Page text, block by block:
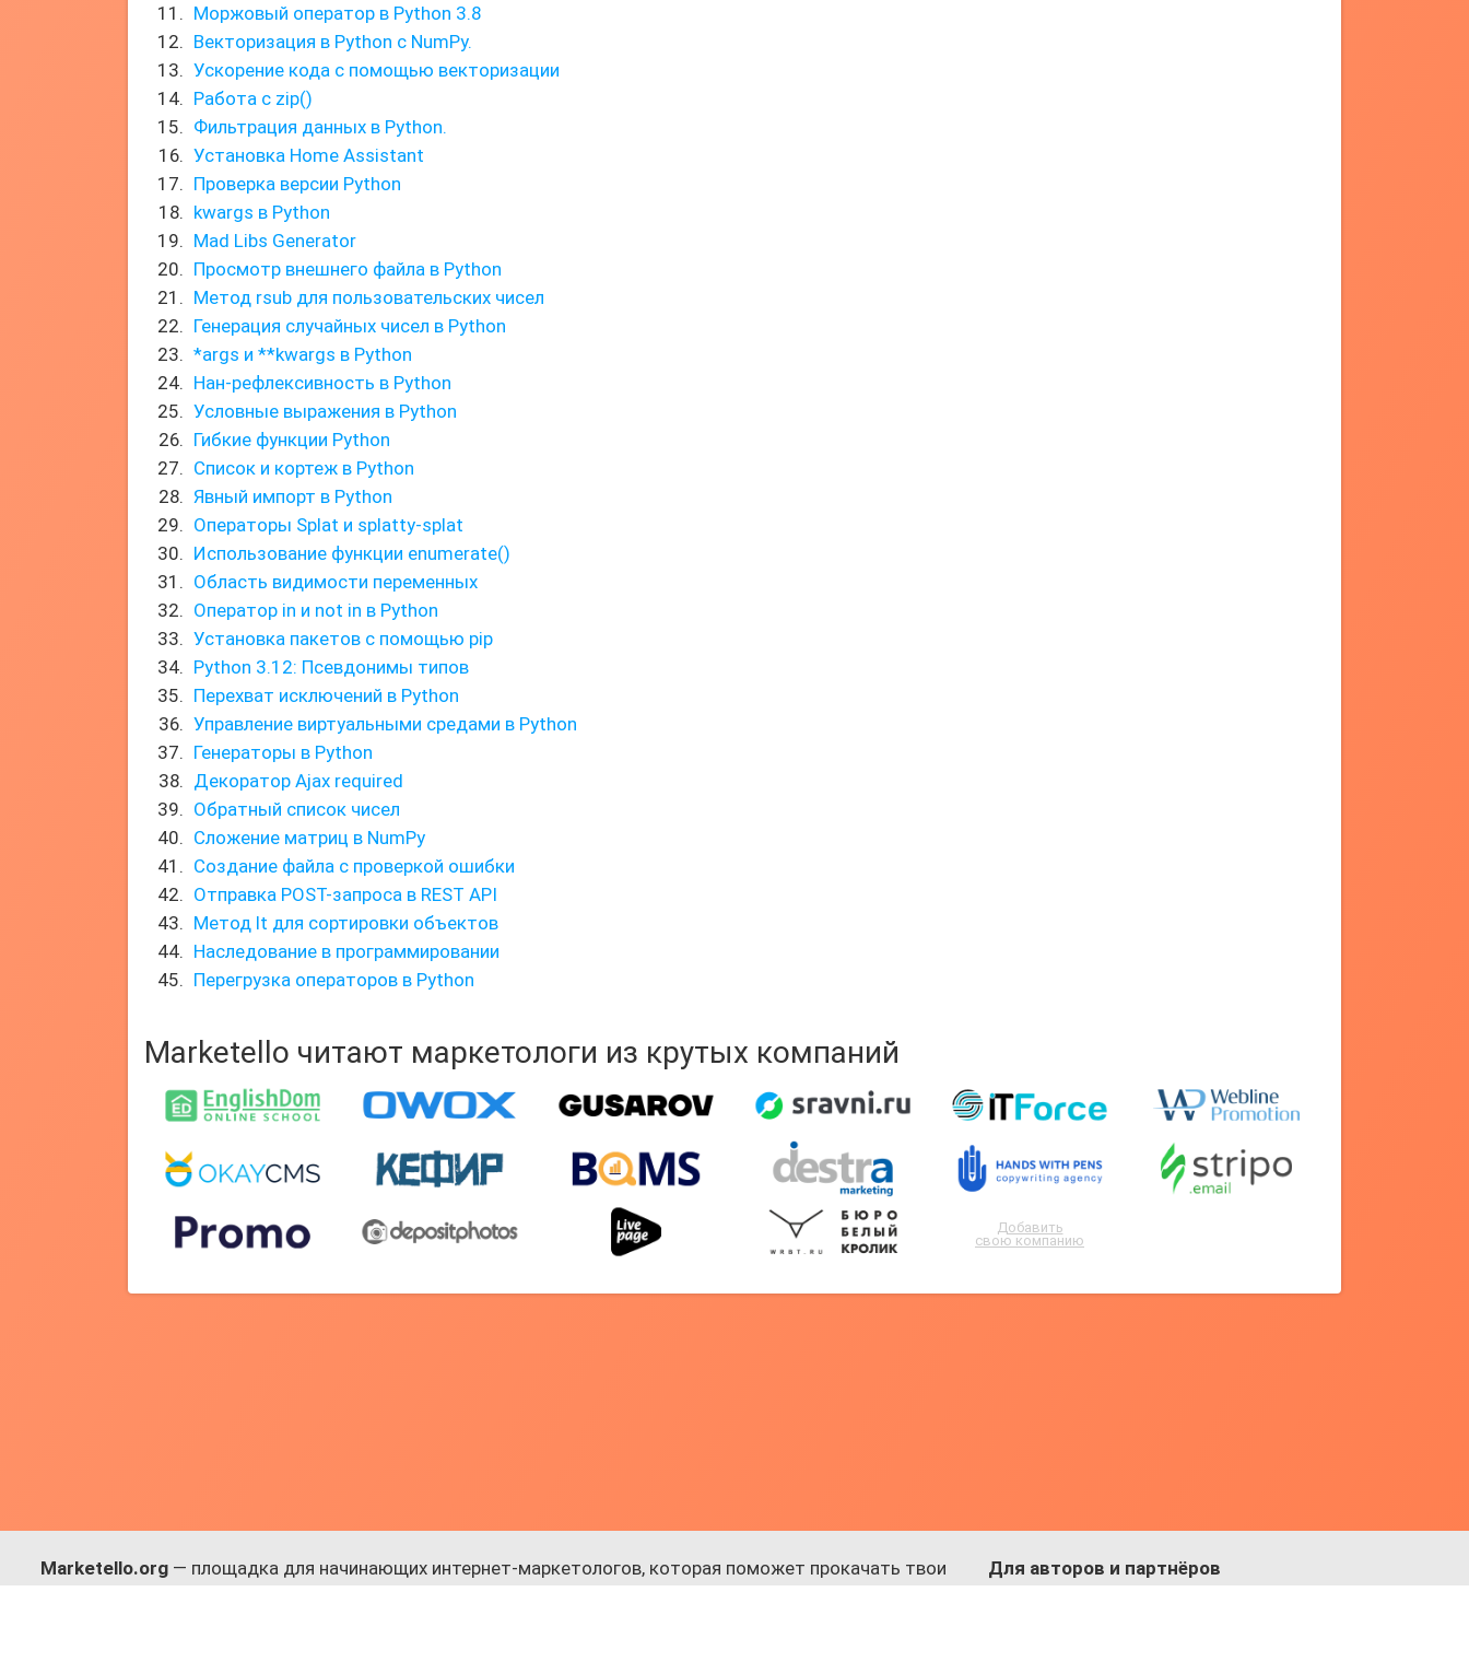
Моржовый оператор в Python 3.8
Векторизация в Python с NumPy.
Ускорение кода с помощью векторизации
Работа с zip()
Фильтрация данных в Python.
Установка Home Assistant
Проверка версии Python
kwargs в Python
Mad Libs Generator
Просмотр внешнего файла в Python
Метод rsub для пользовательских чисел
Генерация случайных чисел в Python
*args и **kwargs в Python
Нан-рефлексивность в Python
Условные выражения в Python
Гибкие функции Python
Список и кортеж в Python
Явный импорт в Python
Операторы Splat и splatty-splat
Использование функции enumerate()
Область видимости переменных
Оператор in и not in в Python
Установка пакетов с помощью pip
Python 3.12: Псевдонимы типов
Перехват исключений в Python
Управление виртуальными средами в Python
Генераторы в Python
Декоратор Ajax required
Обратный список чисел
Сложение матриц в NumPy
Создание файла с проверкой ошибки
Отправка POST-запроса в REST API
Метод lt для сортировки объектов
Наследование в программировании
Перегрузка операторов в Python
Marketello читают маркетологи из крутых компаний
Добавить
свою компанию
Marketello.org — площадка для начинающих интернет-маркетологов, которая поможет прокачать твои
Для авторов и партнёров